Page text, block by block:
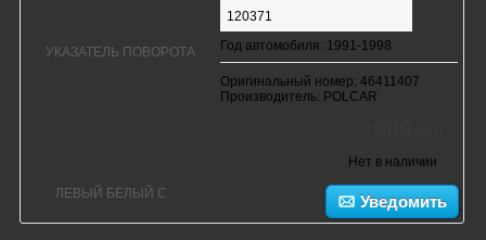
120371
Год автомобиля: 1991-1998
Оригинальный номер: 46411407
Производитель: POLCAR
Нет в наличии
Уведомить